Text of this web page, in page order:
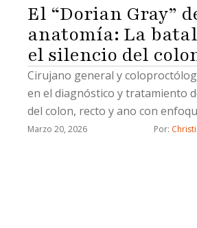
El “Dorian Gray”
anatomía: La
el silencio del
Cirujano general y
en el diagnóstico y tratamiento
del colon, recto y ano con
integral y precisión quirúrgica.
Marzo 20, 2026 Por: